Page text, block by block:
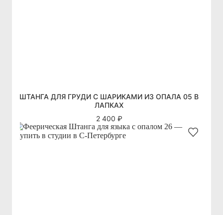
ШТАНГА ДЛЯ ГРУДИ С ШАРИКАМИ ИЗ ОПАЛА 05 В
ЛАПКАХ
2 400 ₽